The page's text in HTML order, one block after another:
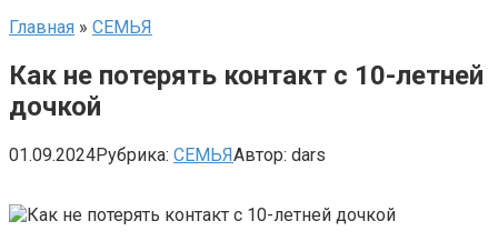
Главная » СЕМЬЯ
Как не потерять контакт с 10-летней
дочкой
01.09.2024Рубрика: СЕМЬЯАвтор: dars